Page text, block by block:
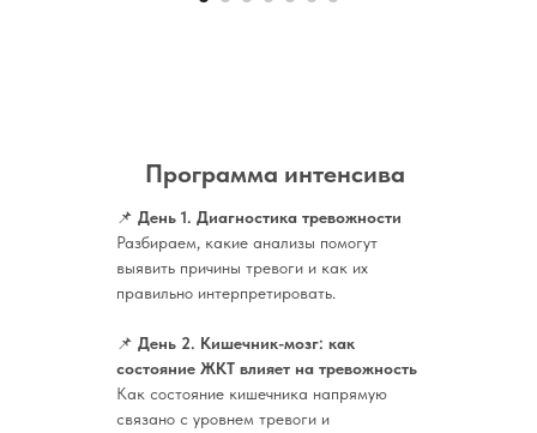
📌 День 1. Диагностика тревожности
Разбираем, какие анализы помогут
выявить причины тревоги и как их
правильно интерпретировать.
📌 День 2. Кишечник-мозг: как
состояние ЖКТ влияет на тревожность
Как состояние кишечника напрямую
связано с уровнем тревоги и
Программа интенсива